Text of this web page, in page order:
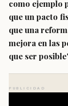
como ejemplo
que un pacto
que una
mejora en las
que ser
PUBLICIDAD